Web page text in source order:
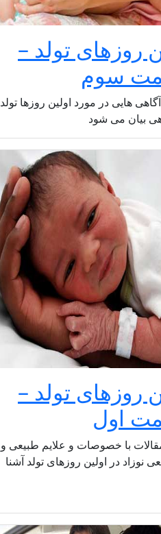
روزهای تولد –
سوم
هایی در مورد اولین روزها تولد
بیان می شود
روزهای تولد –
اول
با خصوصات و علایم طبیعی و
نوزاد در اولین روزهای تولد آشنا